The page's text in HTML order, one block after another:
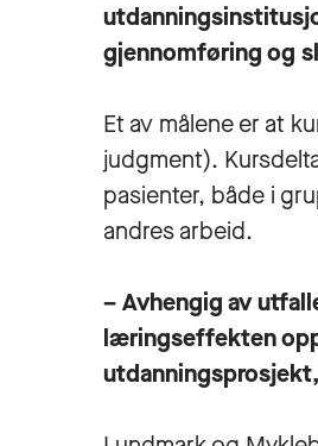
gjennomføring og
Et av målene er at
judgment).
pasienter, både i
andres arbeid.
– Avhengig av
læringseffekten